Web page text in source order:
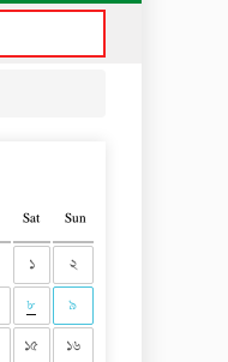
Sat Sun
১
২
৮
৯
১৫
১৬